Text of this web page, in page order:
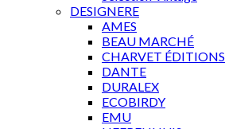
DESIGNERE
AMES
BEAU MARCHÉ
CHARVET ÉDITIONS
DANTE
DURALEX
ECOBIRDY
EMU